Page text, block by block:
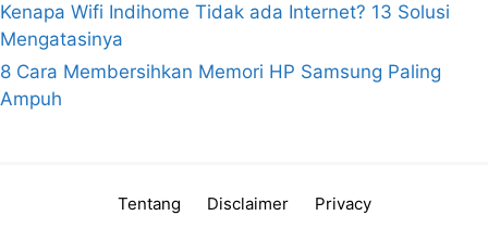
Kenapa Wifi Indihome Tidak ada Internet? 13 Solusi
Mengatasinya
8 Cara Membersihkan Memori HP Samsung Paling
Ampuh
Tentang Disclaimer Privacy